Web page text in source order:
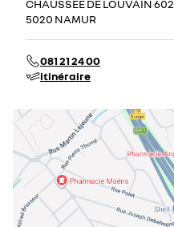
CHAUSSEE DE LOUVAIN 602
5020 NAMUR
081 21 24 00
itinéraire